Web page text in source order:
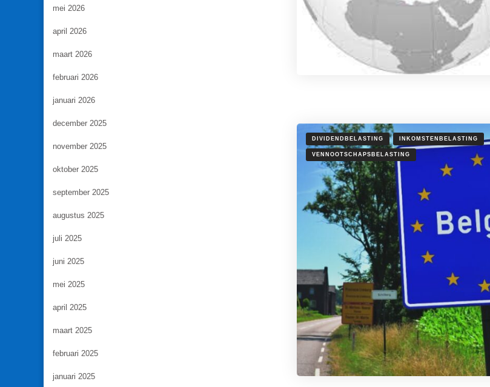
DIVIDENDBELASTING INKOMSTENBELASTING
VENNOOTSCHAPSBELASTING
mei 2026
april 2026
maart 2026
februari 2026
januari 2026
december 2025
november 2025
oktober 2025
september 2025
augustus 2025
juli 2025
juni 2025
mei 2025
april 2025
maart 2025
februari 2025
januari 2025